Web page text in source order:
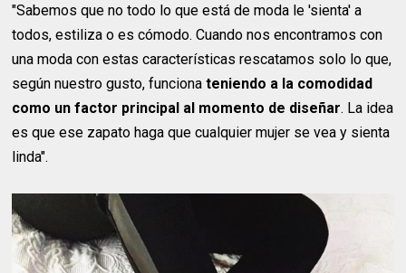
"Sabemos que no todo lo que está de moda le 'sienta' a
todos, estiliza o es cómodo. Cuando nos encontramos con
una moda con estas características rescatamos solo lo que,
según nuestro gusto, funcionateniendo a la comodidad
como un factor principal al momento de diseñar. La idea
es que ese zapato haga que cualquier mujer se vea y sienta
linda".